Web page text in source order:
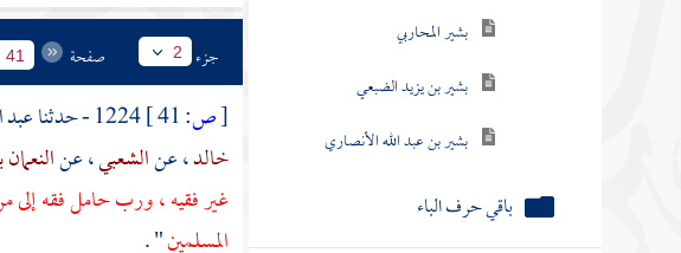
بشير المحاربي
بشير بن يزيد الضبعي
بشير بن عبد الله الأنصاري
باقي حرف الباء
جزء 2 صفحة 41
[ص: 1224 - حدثنا
خالد، عنالشعبي، عن
غير فقيه ، ورب حامل فقه إلى
المسلمين" .